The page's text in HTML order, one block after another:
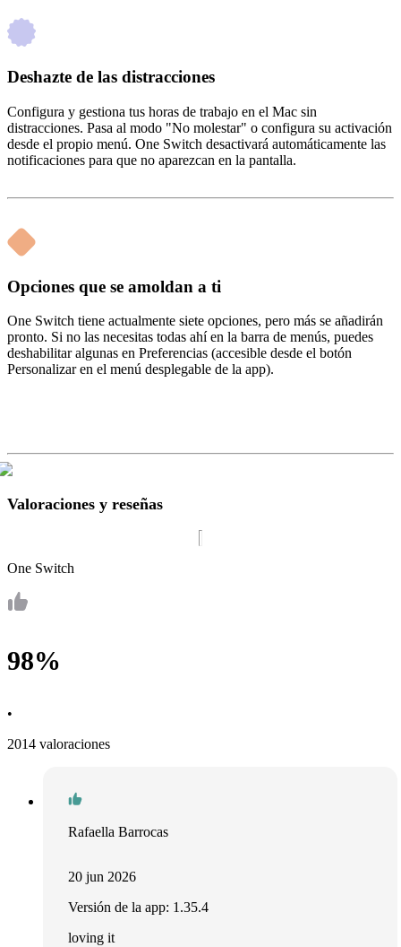
Deshazte de las distracciones
Configura y gestiona tus horas de trabajo en el Mac sin
distracciones. Pasa al modo "No molestar" o configura su activación
desde el propio menú. One Switch desactivará automáticamente las
notificaciones para que no aparezcan en la pantalla.
Opciones que se amoldan a ti
One Switch tiene actualmente siete opciones, pero más se añadirán
pronto. Si no las necesitas todas ahí en la barra de menús, puedes
deshabilitar algunas en Preferencias (accesible desde el botón
Personalizar en el menú desplegable de la app).
Valoraciones y reseñas
One Switch
98%
•
2014 valoraciones
Rafaella Barrocas
20 jun 2026
Versión de la app: 1.35.4
loving it